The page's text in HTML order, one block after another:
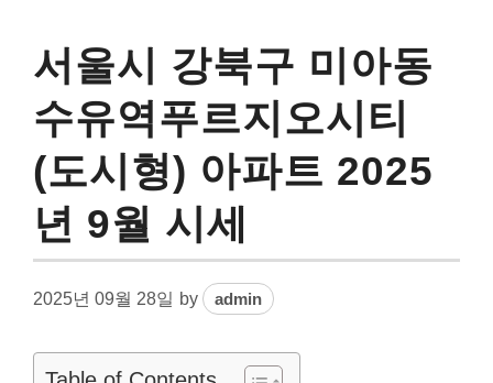
서울시 강북구 미아동
수유역푸르지오시티
(도시형) 아파트 2025
년 9월 시세
2025년 09월 28일 by admin